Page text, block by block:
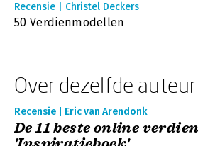
Recensie | Christel Deckers
50 Verdienmodellen
Over dezelfde auteur
Recensie | Eric van Arendonk
De 11 beste online